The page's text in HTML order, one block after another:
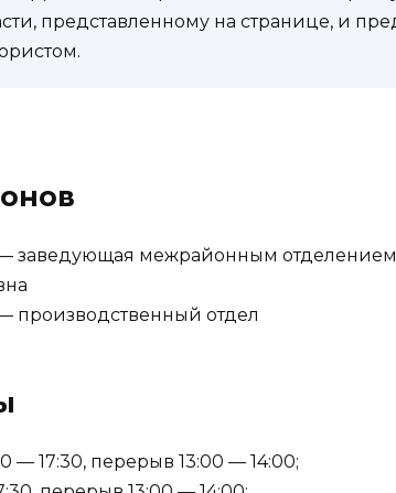
представленному на странице, и
— заведующая межрайонным
производственный отдел
— 17:30, перерыв 13:00 — 14:00;